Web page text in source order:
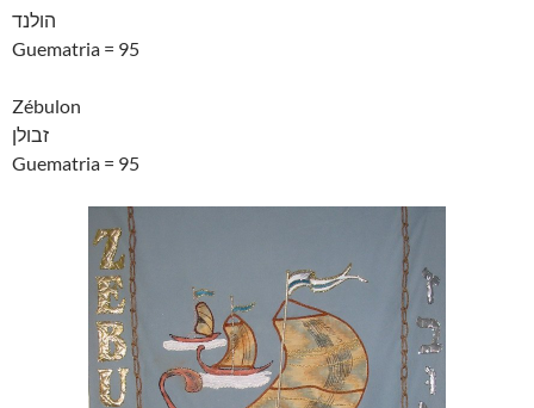
הולנד
Guematria = 95
Zébulon
זבולן
Guematria = 95